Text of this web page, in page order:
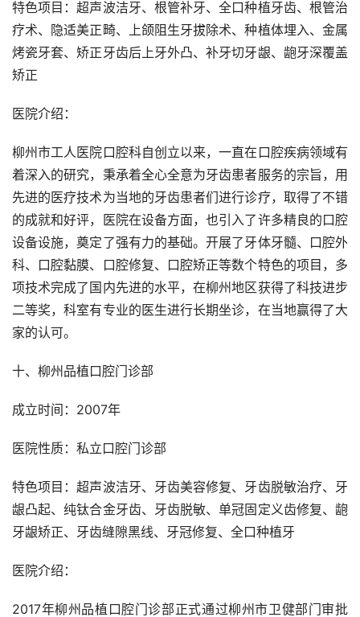
特色项目：超声波洁牙、根管补牙、全口种植牙齿、根管治
疗术、隐适美正畸、上颌阻生牙拔除术、种植体埋入、金属
烤瓷牙套、矫正牙齿后上牙外凸、补牙切牙龈、龅牙深覆盖
矫正
医院介绍：
柳州市工人医院口腔科自创立以来，一直在口腔疾病领域有
着深入的研究，秉承着全心全意为牙齿患者服务的宗旨，用
先进的医疗技术为当地的牙齿患者们进行诊疗，取得了不错
的成就和好评，医院在设备方面，也引入了许多精良的口腔
设备设施，奠定了强有力的基础。开展了牙体牙髓、口腔外
科、口腔黏膜、口腔修复、口腔矫正等数个特色的项目，多
项技术完成了国内先进的水平，在柳州地区获得了科技进步
二等奖，科室有专业的医生进行长期坐诊，在当地赢得了大
家的认可。
十、柳州品植口腔门诊部
成立时间：2007年
医院性质：私立口腔门诊部
特色项目：超声波洁牙、牙齿美容修复、牙齿脱敏治疗、牙
龈凸起、纯钛合金牙齿、牙齿脱敏、单冠固定义齿修复、龅
牙龈矫正、牙齿缝隙黑线、牙冠修复、全口种植牙
医院介绍：
2017年柳州品植口腔门诊部正式通过柳州市卫健部门审批